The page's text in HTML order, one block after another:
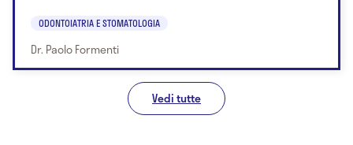
ODONTOIATRIA E STOMATOLOGIA
Dr. Paolo Formenti
Vedi tutte